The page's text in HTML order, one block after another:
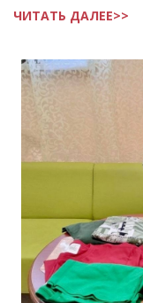
ЧИТАТЬ ДАЛЕЕ>>